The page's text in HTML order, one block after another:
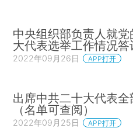
中央组织部负责人就党
大代表选举工作情况答
2022年09月26日 APP打开
出席中共二十大代表全
（名单可查阅）
2022年09月25日 APP打开